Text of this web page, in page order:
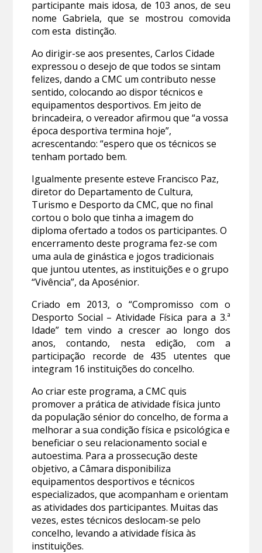
participante mais idosa, de 103 anos, de seu
nome Gabriela, que se mostrou comovida
com esta distinção.
Ao dirigir-se aos presentes, Carlos Cidade
expressou o desejo de que todos se sintam
felizes, dando a CMC um contributo nesse
sentido, colocando ao dispor técnicos e
equipamentos desportivos. Em jeito de
brincadeira, o vereador afirmou que “a vossa
época desportiva termina hoje”,
acrescentando: “espero que os técnicos se
tenham portado bem.
Igualmente presente esteve Francisco Paz,
diretor do Departamento de Cultura,
Turismo e Desporto da CMC, que no final
cortou o bolo que tinha a imagem do
diploma ofertado a todos os participantes. O
encerramento deste programa fez-se com
uma aula de ginástica e jogos tradicionais
que juntou utentes, as instituições e o grupo
“Vivência”, da Aposénior.
Criado em 2013, o “Compromisso com o
Desporto Social – Atividade Física para a 3.ª
Idade” tem vindo a crescer ao longo dos
anos, contando, nesta edição, com a
participação recorde de 435 utentes que
integram 16 instituições do concelho.
Ao criar este programa, a CMC quis
promover a prática de atividade física junto
da população sénior do concelho, de forma a
melhorar a sua condição física e psicológica e
beneficiar o seu relacionamento social e
autoestima. Para a prossecução deste
objetivo, a Câmara disponibiliza
equipamentos desportivos e técnicos
especializados, que acompanham e orientam
as atividades dos participantes. Muitas das
vezes, estes técnicos deslocam-se pelo
concelho, levando a atividade física às
instituições.